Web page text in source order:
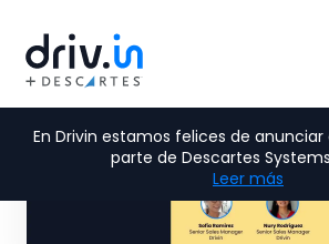
En Drivin estamos felices de
parte de Descartes
Leer más